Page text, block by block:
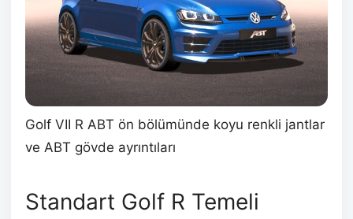
Golf VII R ABT ön bölümünde koyu renkli jantlar
ve ABT gövde ayrıntıları
Standart Golf R Temeli